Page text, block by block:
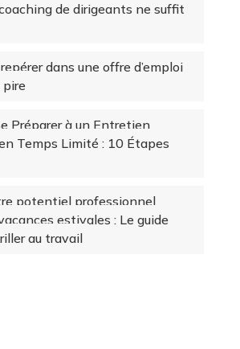
de dirigeants ne suffit
dans une offre d’emploi
pire
Préparer à un Entretien
Temps Limité : 10 Étapes
potentiel professionnel
estivales : Le guide
au travail